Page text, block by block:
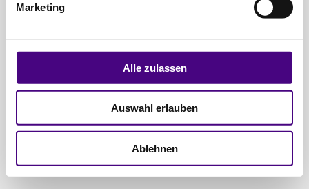
Marketing
Alle zulassen
Auswahl erlauben
Ablehnen